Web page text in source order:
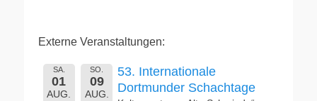
Externe Veranstaltungen:
SA.
01
AUG.
SO.
09
AUG.
53. Internationale
Dortmunder Schachtage